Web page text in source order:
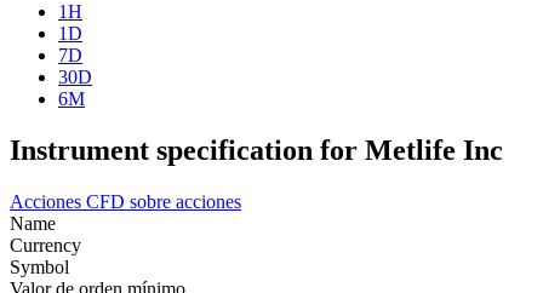
1H
1D
7D
30D
6M
Instrument specification for Metlife Inc
Acciones CFD sobre acciones
Name
Currency
Symbol
Valor de orden mínimo